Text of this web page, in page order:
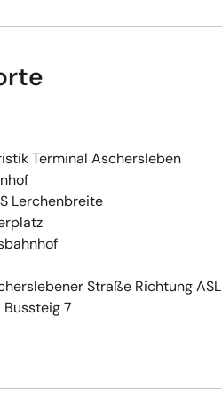
Terminal Aschersleben
Lerchenbreite
Straße Richtung ASL
7
Kleers
- Bussteig 9